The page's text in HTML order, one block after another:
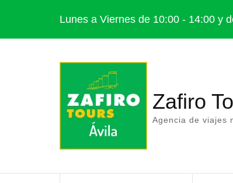
Lunes a Viernes de 10:00 - 14:00 y
Zafiro
Agencia de viajes